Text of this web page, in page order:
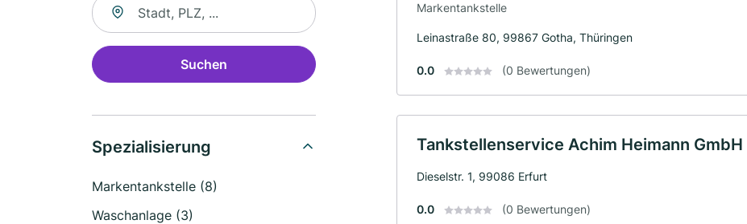
Suchen
Spezialisierung
Markentankstelle (8)
Waschanlage (3)
Markentankstelle
Leinastraße 80, 99867 Gotha, Thüringen
0.0 (0 Bewertungen)
Tankstellenservice Achim Heimann GmbH
Dieselstr. 1, 99086 Erfurt
0.0 (0 Bewertungen)